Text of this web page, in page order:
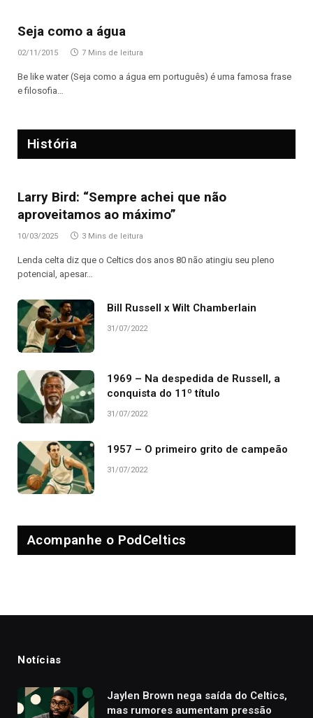
Seja como a água
02/11/2015 7 Mins de leitura
Be like water (Seja como a água em português) é uma famosa frase
e filosofia…
História
Larry Bird: “Sempre achei que não
aproveitamos ao máximo”
10/03/2025 3 Mins de leitura
Lenda celta diz que o Celtics dos anos 80 não atingiu seu pleno
potencial, apesar…
Bill Russell x Wilt Chamberlain
31/07/2022
1969 – Na despedida de Russell, a
conquista do 11º título
31/07/2022
1957 – O primeiro grito de campeão
31/07/2022
Acompanhe o PodCeltics
Notícias
Jaylen Brown nega saída do Celtics,
mas rumores aumentam pressão